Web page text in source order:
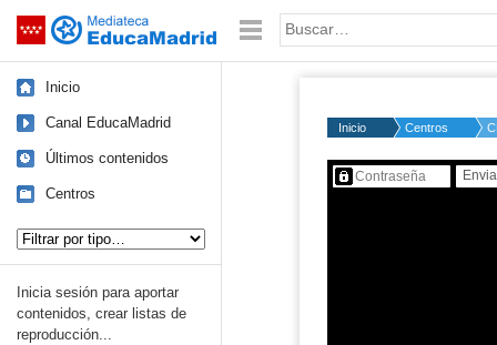
Saltar navegación Palabra o frase:
Inicio
Canal EducaMadrid
Últimos contenidos
Centros
Inicia sesión para aportar
contenidos, crear listas de
reproducción...
Inicio Centros
Contenido protegido…